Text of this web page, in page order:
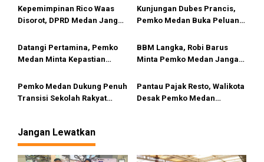
s
Warga
Kepemimpinan Rico Waas
Disorot, DPRD Medan Jangan
Kunjungan Dubes Prancis,
Pemko Medan Buka Peluang
Hingga Industri Kreatif
Datangi Pertamina, Pemko
Medan Minta Kepastian
BBM di SPBU
BBM Langka, Robi Barus
Minta Pemko Medan Jangan
Pemko Medan Dukung Penuh
Transisi Sekolah Rakyat
Pantau Pajak Resto, Walikota
Desak Pemko Medan
Jangan Lewatkan